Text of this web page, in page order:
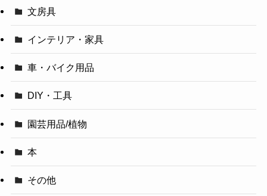
文房具
インテリア・家具
車・バイク用品
DIY・工具
園芸用品/植物
本
その他